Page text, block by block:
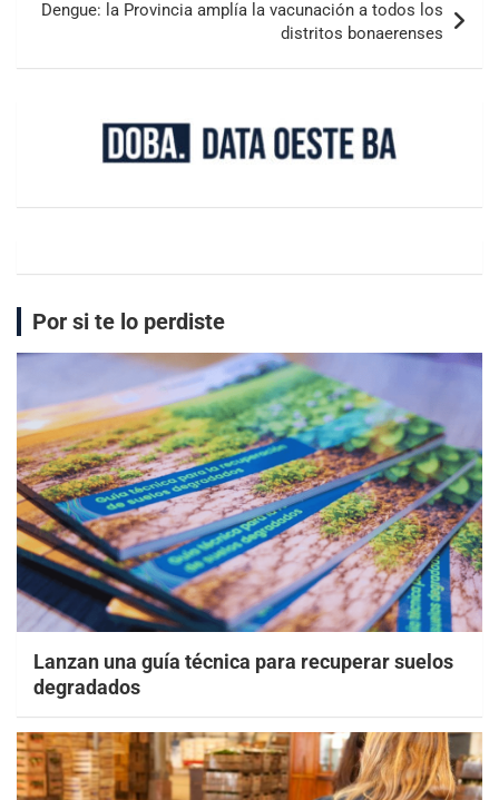
Dengue: la Provincia amplía la vacunación a todos los
distritos bonaerenses
Por si te lo perdiste
Lanzan una guía técnica para recuperar suelos
degradados